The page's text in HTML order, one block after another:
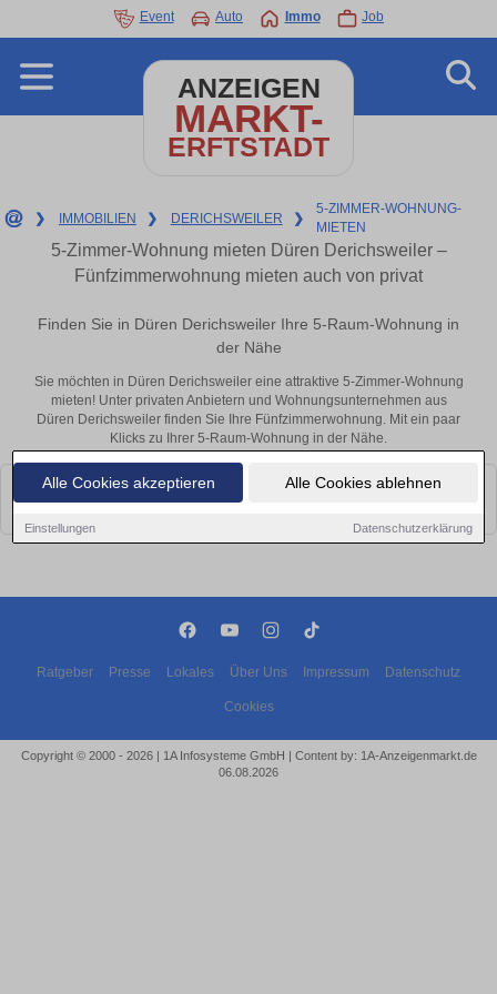
Alle Cookies akzeptieren Alle Cookies ablehnen
Einstellungen Datenschutzerklärung
Event Auto Immo Job
ANZEIGEN
MARKT-
ERFTSTADT
❯ IMMOBILIEN ❯ DERICHSWEILER ❯
5-ZIMMER-WOHNUNG-
MIETEN
5-Zimmer-Wohnung mieten Düren Derichsweiler –
Fünfzimmerwohnung mieten auch von privat
Finden Sie in Düren Derichsweiler Ihre 5-Raum-Wohnung in
der Nähe
Sie möchten in Düren Derichsweiler eine attraktive 5-Zimmer-Wohnung
mieten! Unter privaten Anbietern und Wohnungsunternehmen aus
Düren Derichsweiler finden Sie Ihre Fünfzimmerwohnung. Mit ein paar
Klicks zu Ihrer 5-Raum-Wohnung in der Nähe.
Leider konnten wir derzeit keine passenden Objekte finden. Schauen Sie
Ratgeber Presse Lokales Über Uns Impressum Datenschutz
Cookies
Copyright © 2000 - 2026 | 1A Infosysteme GmbH | Content by: 1A-Anzeigenmarkt.de
06.08.2026